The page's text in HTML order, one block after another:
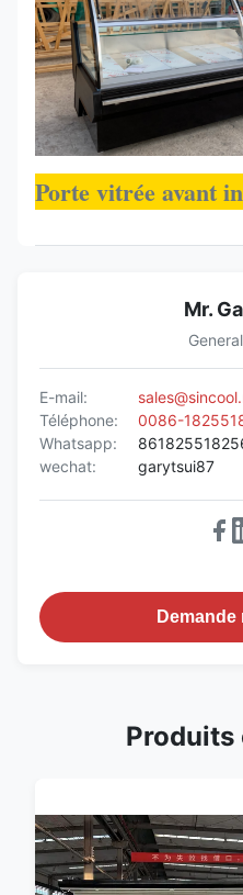
Porte vitrée avant
Mr.
E-mail:
Téléphone:
0086-
Whatsapp:
wechat:
garytsui87
Produits